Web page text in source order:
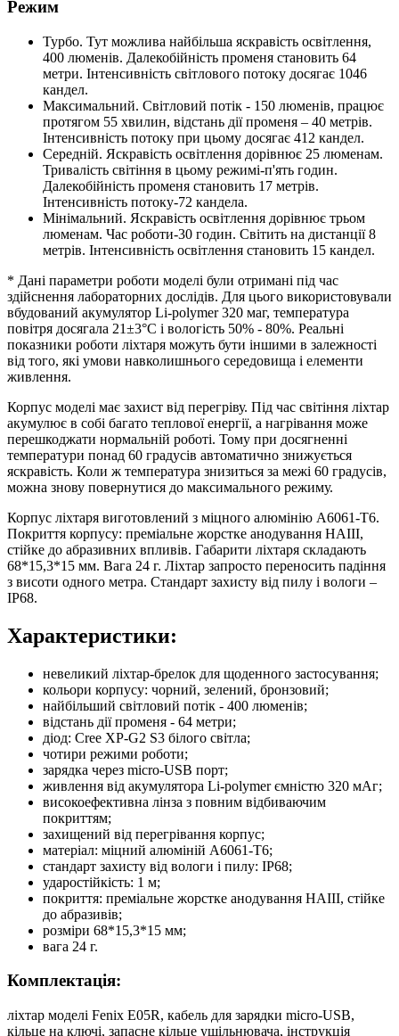
Режим
Турбо. Тут можлива найбільша яскравість освітлення,
400 люменів. Далекобійність променя становить 64
метри. Інтенсивність світлового потоку досягає 1046
кандел.
Максимальний. Світловий потік - 150 люменів, працює
протягом 55 хвилин, відстань дії променя – 40 метрів.
Інтенсивність потоку при цьому досягає 412 кандел.
Середній. Яскравість освітлення дорівнює 25 люменам.
Тривалість світіння в цьому режимі-п'ять годин.
Далекобійність променя становить 17 метрів.
Інтенсивність потоку-72 кандела.
Мінімальний. Яскравість освітлення дорівнює трьом
люменам. Час роботи-30 годин. Світить на дистанції 8
метрів. Інтенсивність освітлення становить 15 кандел.
* Дані параметри роботи моделі були отримані під час
здійснення лабораторних дослідів. Для цього використовували
вбудований акумулятор Li-polymer 320 маг, температура
повітря досягала 21±3°C і вологість 50% - 80%. Реальні
показники роботи ліхтаря можуть бути іншими в залежності
від того, які умови навколишнього середовища і елементи
живлення.
Корпус моделі має захист від перегріву. Під час світіння ліхтар
акумулює в собі багато теплової енергії, а нагрівання може
перешкоджати нормальній роботі. Тому при досягненні
температури понад 60 градусів автоматично знижується
яскравість. Коли ж температура знизиться за межі 60 градусів,
можна знову повернутися до максимального режиму.
Корпус ліхтаря виготовлений з міцного алюмінію A6061-T6.
Покриття корпусу: преміальне жорстке анодування HAIII,
стійке до абразивних впливів. Габарити ліхтаря складають
68*15,3*15 мм. Вага 24 г. Ліхтар запросто переносить падіння
з висоти одного метра. Стандарт захисту від пилу і вологи –
IP68.
Характеристики:
невеликий ліхтар-брелок для щоденного застосування;
кольори корпусу: чорний, зелений, бронзовий;
найбільший світловий потік - 400 люменів;
відстань дії променя - 64 метри;
діод: Cree XP-G2 S3 білого світла;
чотири режими роботи;
зарядка через micro-USB порт;
живлення від акумулятора Li-polymer ємністю 320 мАг;
високоефективна лінза з повним відбиваючим
покриттям;
захищений від перегрівання корпус;
матеріал: міцний алюміній A6061-T6;
стандарт захисту від вологи і пилу: IP68;
ударостійкість: 1 м;
покриття: преміальне жорстке анодування HAIII, стійке
до абразивів;
розміри 68*15,3*15 мм;
вага 24 г.
Комплектація:
ліхтар моделі Fenix E05R, кабель для зарядки micro-USB,
кільце на ключі, запасне кільце ущільнювача, інструкція